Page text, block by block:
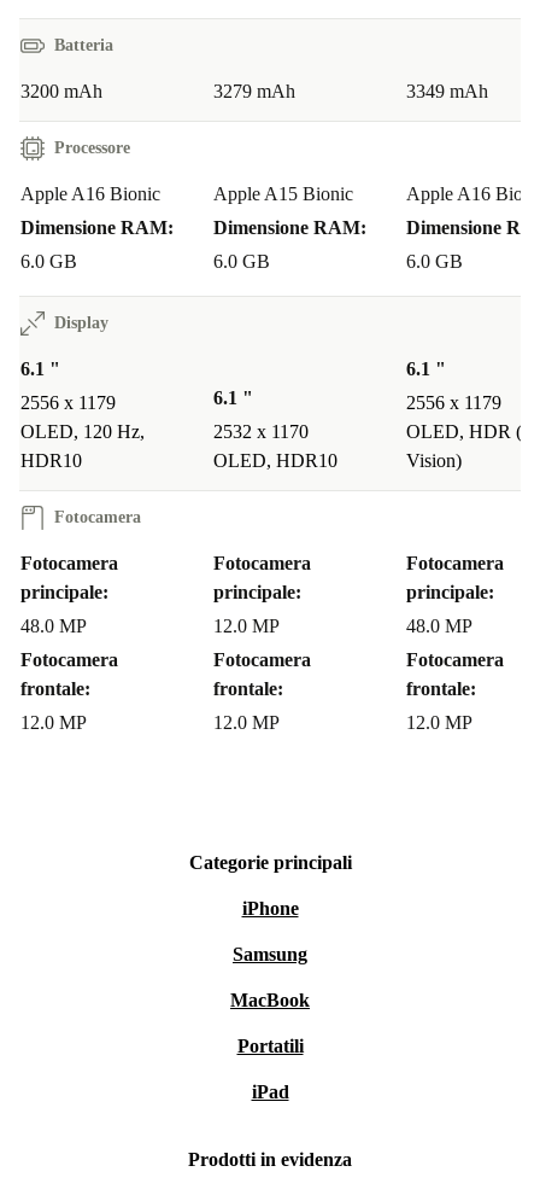
Batteria
3200 mAh 3279 mAh 3349 mAh
Processore
Apple A16 Bionic
Dimensione RAM:
6.0 GB
Apple A15 Bionic
Dimensione RAM:
6.0 GB
Apple A16
Dimensione
6.0 GB
Display
6.1 "
2556 x 1179
OLED, 120 Hz,
HDR10
6.1 "
2532 x 1170
OLED, HDR10
6.1 "
2556 x 1179
OLED, HDR
Vision)
Fotocamera
Fotocamera
principale:
48.0 MP
Fotocamera
frontale:
12.0 MP
Fotocamera
principale:
12.0 MP
Fotocamera
frontale:
12.0 MP
Fotocamera
principale:
48.0 MP
Fotocamera
frontale:
12.0 MP
Categorie principali
iPhone
Samsung
MacBook
Portatili
iPad
Prodotti in evidenza